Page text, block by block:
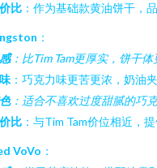
比 ：作为基础款黄油饼干，
：
：比Tim Tam更厚实，饼干体
：巧克力味更苦更浓，奶油
：适合不喜欢过度甜腻的巧克
比 ：与Tim Tam价位相近，
VoVo ：